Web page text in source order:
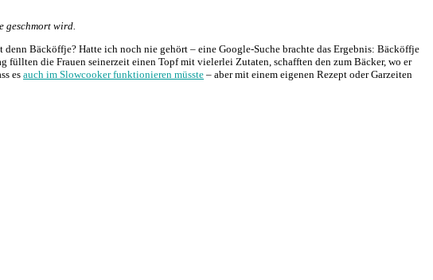
geschmort wird.
Bäcköffje? Hatte ich noch nie gehört – eine Google-Suche brachte das Ergebnis: Bäcköffje
füllten die Frauen seinerzeit einen Topf mit vielerlei Zutaten, schafften den zum Bäcker, wo er
es auch im Slowcooker funktionieren müsste – aber mit einem eigenen Rezept oder Garzeiten